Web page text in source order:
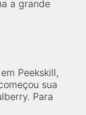
a grande
Peekskill,
sua
Para